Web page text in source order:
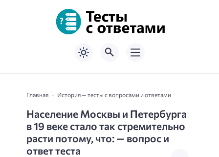
Главная История — тесты с вопросами и ответами
Население Москвы и Петербурга
в 19 веке стало так стремительно
расти потому, что: — вопрос и
ответ теста